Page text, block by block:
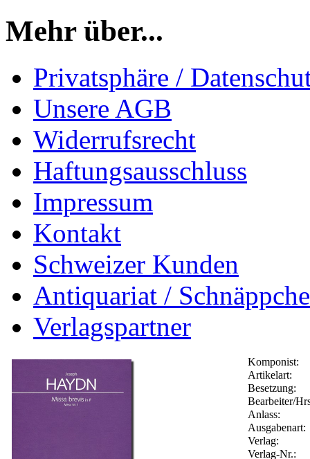
Mehr über...
Privatsphäre /
Unsere AGB
Widerrufsrecht
Haftungsausschluss
Impressum
Kontakt
Schweizer Kunden
Antiquariat /
Verlagspartner
Komponist:
Artikelart:
Besetzung:
Bearbeiter/
Anlass:
Ausgabenart:
Verlag:
Verlag-Nr.: